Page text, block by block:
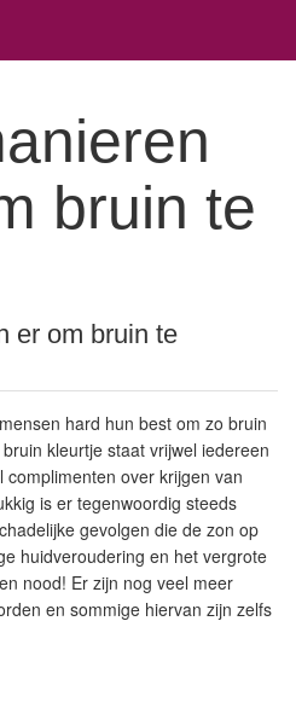
bruin te
er om bruin te
hard hun best om zo bruin
kleurtje staat vrijwel iedereen
over krijgen van
is er tegenwoordig steeds
gevolgen die de zon op
huidveroudering en het vergrote
nood! Er zijn nog veel meer
en sommige hiervan zijn zelfs